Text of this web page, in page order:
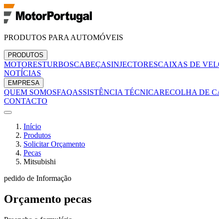
PRODUTOS PARA AUTOMÓVEIS
PRODUTOS
MOTORESTURBOSCABEÇASINJECTORESCAIXAS DE
NOTÍCIAS
EMPRESA
QUEM SOMOSFAQASSISTÊNCIA TÉCNICARECOLHA DE
CONTACTO
Início
Produtos
Solicitar Orçamento
Pecas
Mitsubishi
pedido de Informação
Orçamento pecas